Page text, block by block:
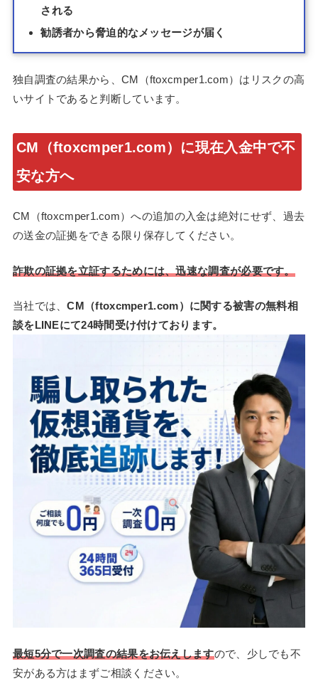
される
勧誘者から脅迫的なメッセージが届く
独自調査の結果から、CM（ftoxcmper1.com）はリスクの高
いサイトであると判断しています。
CM（ftoxcmper1.com）に現在入金中で不
安な方へ
CM（ftoxcmper1.com）への追加の入金は絶対にせず、過去
の送金の証拠をできる限り保存してください。
詐欺の証拠を立証するためには、迅速な調査が必要です。
当社では、CM（ftoxcmper1.com）に関する被害の無料相
談をLINEにて24時間受け付けております。
最短5分で一次調査の結果をお伝えしますので、少しでも不
安がある方はまずご相談ください。